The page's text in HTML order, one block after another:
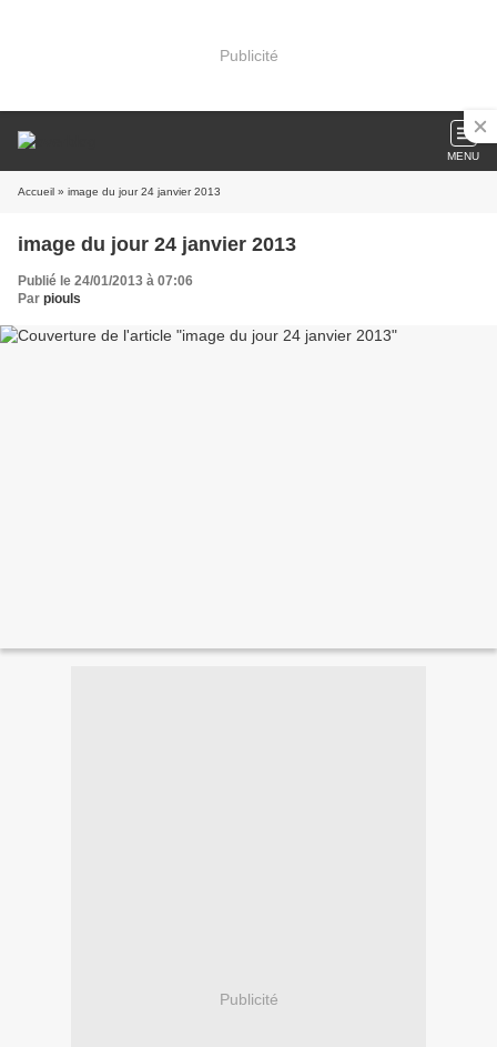
Publicité
MENU
Accueil » image du jour 24 janvier 2013
image du jour 24 janvier 2013
Publié le 24/01/2013 à 07:06
Par piouls
Publicité